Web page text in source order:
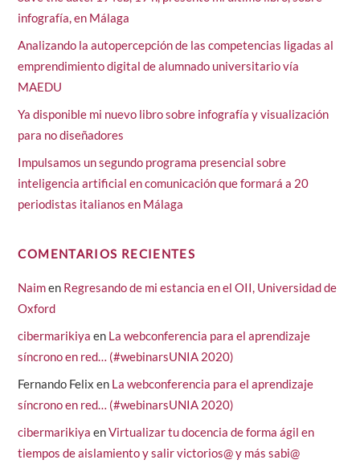
infografía, en Málaga
Analizando la autopercepción de las competencias ligadas al
emprendimiento digital de alumnado universitario vía
MAEDU
Ya disponible mi nuevo libro sobre infografía y visualización
para no diseñadores
Impulsamos un segundo programa presencial sobre
inteligencia artificial en comunicación que formará a 20
periodistas italianos en Málaga
COMENTARIOS RECIENTES
Naimen Regresando de mi estancia en el OII, Universidad de
Oxford
cibermarikiya en La webconferencia para el aprendizaje
síncrono en red… (#webinarsUNIA 2020)
Fernando Felix en La webconferencia para el aprendizaje
síncrono en red… (#webinarsUNIA 2020)
cibermarikiya enVirtualizar tu docencia de forma ágil en
tiempos de aislamiento y salir victorios@ y más sabi@